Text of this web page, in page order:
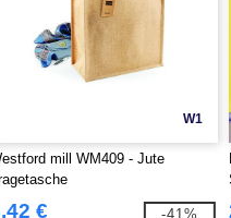
W1
mill WM409 - Jute
€ -41%